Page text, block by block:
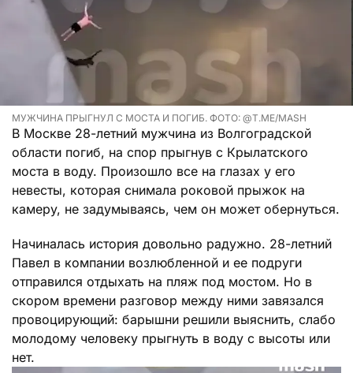
МУЖЧИНА ПРЫГНУЛ С МОСТА И ПОГИБ. ФОТО: @T.ME/MASH
В Москве 28-летний мужчина из Волгоградской
области погиб, на спор прыгнув с Крылатского
моста в воду. Произошло все на глазах у его
невесты, которая снимала роковой прыжок на
камеру, не задумываясь, чем он может обернуться.
Начиналась история довольно радужно. 28-летний
Павел в компании возлюбленной и ее подруги
отправился отдыхать на пляж под мостом. Но в
скором времени разговор между ними завязался
провоцирующий: барышни решили выяснить, слабо
молодому человеку прыгнуть в воду с высоты или
нет.